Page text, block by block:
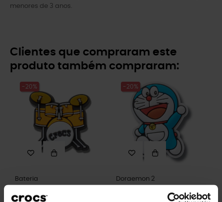
menores de 3 anos.
Clientes que compraram este
produto também compraram:
-20%
Bateria
-20%
Doraemon 2